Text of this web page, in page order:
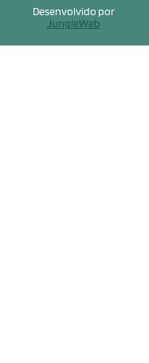
Desenvolvido por
JungleWeb